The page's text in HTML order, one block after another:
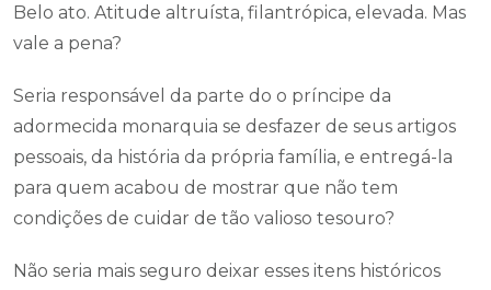
Belo ato. Atitude altruísta, filantrópica, elevada. Mas
vale a pena?
Seria responsável da parte do o príncipe da
adormecida monarquia se desfazer de seus artigos
pessoais, da história da própria família, e entregá-la
para quem acabou de mostrar que não tem
condições de cuidar de tão valioso tesouro?
Não seria mais seguro deixar esses itens históricos